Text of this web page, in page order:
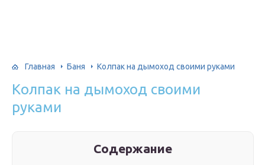
Главная Баня Колпак на дымоход своими руками
Колпак на дымоход своими
руками
Содержание